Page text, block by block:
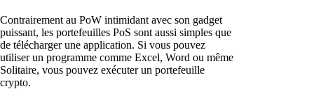
Contrairement au PoW intimidant avec son gadget
puissant, les portefeuilles PoS sont aussi simples que
de télécharger une application. Si vous pouvez
utiliser un programme comme Excel, Word ou même
Solitaire, vous pouvez exécuter un portefeuille
crypto.